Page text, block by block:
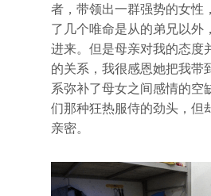
者，带领出一群强势的女性
了几个唯命是从的弟兄以外
进来。但是母亲对我的态度
的关系，我很感恩她把我带
系弥补了母女之间感情的空
们那种狂热服侍的劲头，但
亲密。